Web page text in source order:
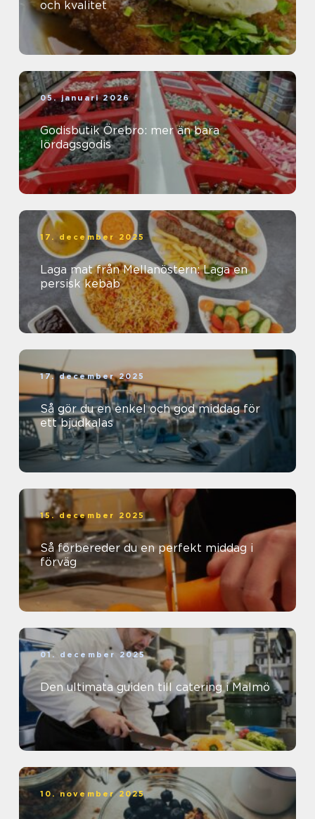
och kvalitet
05. januari 2026
Godisbutik Örebro: mer än bara
lördagsgodis
17. december 2025
Laga mat från Mellanöstern: Laga en
persisk kebab
17. december 2025
Så gör du en enkel och god middag för
ett bjudkalas
15. december 2025
Så förbereder du en perfekt middag i
förväg
01. december 2025
Den ultimata guiden till catering i Malmö
10. november 2025